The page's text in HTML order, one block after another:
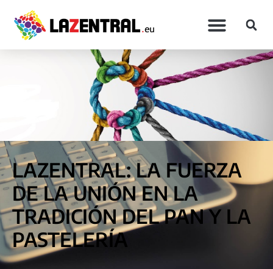
LAZENTRAL: LA FUERZA
DE LA UNIÓN EN LA
TRADICIÓN DEL PAN Y LA
PASTELERÍA